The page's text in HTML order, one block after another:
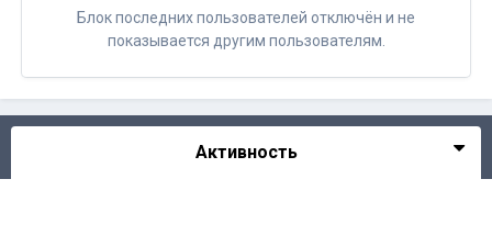
Блок последних пользователей отключён и не
показывается другим пользователям.
Активность